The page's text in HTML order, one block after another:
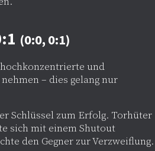
(0:0, 0:1)
und
– dies gelang nur
Schlüssel zum Erfolg. Torhüter
sich mit einem Shutout
den Gegner zur Verzweiflung.